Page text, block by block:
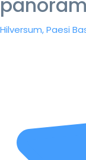
Hilversum, Paesi